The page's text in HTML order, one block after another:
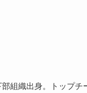
組織出身。トップ